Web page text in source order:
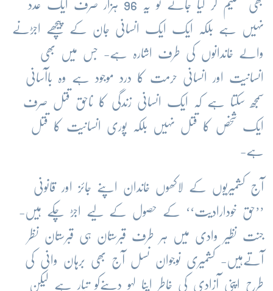
بھی تسلیم کر لیا جائے تو یہ 96 ہزار صرف ایک عدد
نہیں ہے بلکہ ایک ایک انسانی جان کے پیچھے اجڑنے
والے خاندانوں کی طرف اشارہ ہے- جس میں بھی
انسانیت اور انسانی حرمت کا درد موجود ہے وہ باآسانی
سمجھ سکتا ہے کہ ایک انسانی زندگی کا ناحق قتل صرف
ایک شخص کا قتل نہیں بلکہ پوری انسانیت کا قتل
ہے-
آج کشمیریوں کے لاکھوں خاندان اپنے جائز اور قانونی
’’حق خودارادیت‘‘ کے حصول کے لیے اجڑ چکے ہیں-
جنت نظیر وادی میں ہر طرف قبرستان ہی قبرستان نظر
آتےہیں- کشمیری نوجوان نسل آج بھی برہان وانی کی
طرح اپنی آزادی کی خاطر اپنا لہو دینےکو تیار ہے لیکن